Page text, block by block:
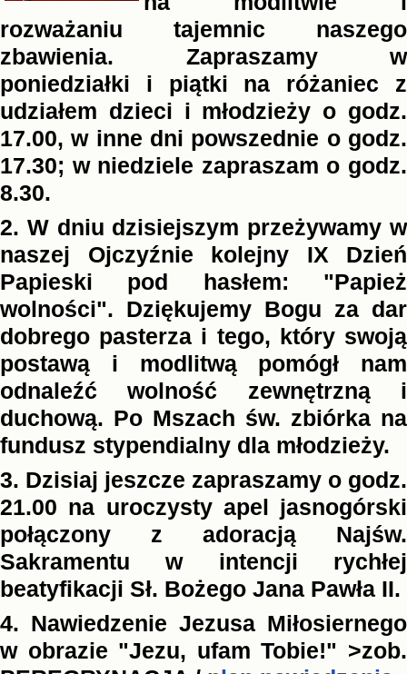
rozważaniu tajemnic naszego
zbawienia. Zapraszamy w
poniedziałki i piątki na różaniec z
udziałem dzieci i młodzieży o godz.
17.00, w inne dni powszednie o godz.
17.30; w niedziele zapraszam o godz.
8.30.
2. W dniu dzisiejszym przeżywamy w
naszej Ojczyźnie kolejny IX Dzień
Papieski pod hasłem: "Papież
wolności". Dziękujemy Bogu za dar
dobrego pasterza i tego, który swoją
postawą i modlitwą pomógł nam
odnaleźć wolność zewnętrzną i
duchową. Po Mszach św. zbiórka na
fundusz stypendialny dla młodzieży.
3. Dzisiaj jeszcze zapraszamy o godz.
21.00 na uroczysty apel jasnogórski
połączony z adoracją Najśw.
Sakramentu w intencji rychłej
beatyfikacji Sł. Bożego Jana Pawła II.
4. Nawiedzenie Jezusa Miłosiernego
w obrazie "Jezu, ufam Tobie!" >zob.